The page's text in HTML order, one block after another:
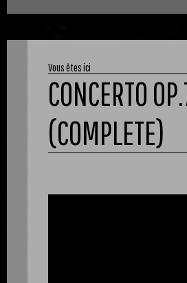
Vous êtes ici
CONCERTO
(COMPLETE)